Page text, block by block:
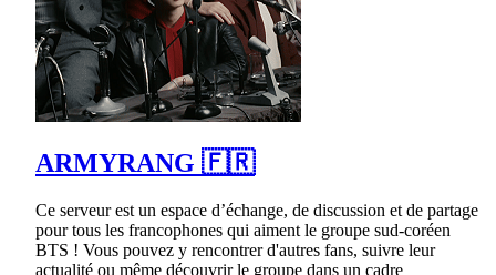
ARMYRANG 🇫🇷
Ce serveur est un espace d’échange, de discussion et de partage
pour tous les francophones qui aiment le groupe sud-coréen
BTS ! Vous pouvez y rencontrer d'autres fans, suivre leur
actualité ou même découvrir le groupe dans un cadre